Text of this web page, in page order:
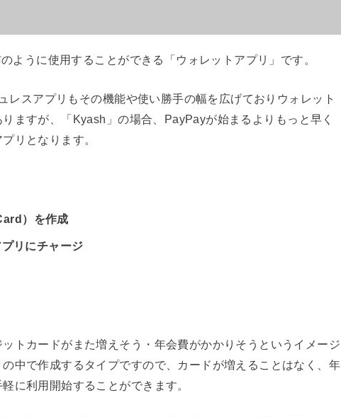
ように使用することができる「ウォレットアプリ」です。
レスアプリもその機能や使い勝手の幅を広げておりウォレット
ますが、「Kyash」の場合、PayPayが始まるよりもっと早く
リとなります。
）を作成
リにチャージ
ットカードがまた増えそう・年会費がかかりそうというイメージ
中で作成するタイプですので、カードが増えることはなく、年
に利用開始することができます。